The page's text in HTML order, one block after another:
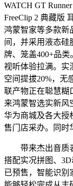
WATCH GT
FreeClip 2 典藏版
鸿蒙智家等多款新
间，并采用液态硅
牌、笼盖400+品
视听体验拉满。实
空间提拔20%，无
联产物正在聪慧糊
来鸿蒙智选实新风
华为商城及各大授
售门店采办。同时
带来杰出音质表
搭配实况拼图、
已预售，智能识别